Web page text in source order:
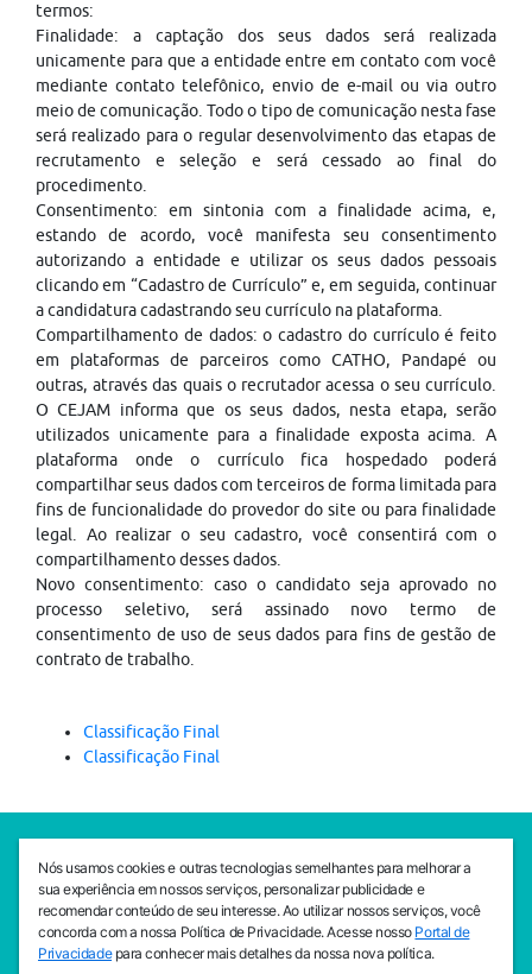
termos:
Finalidade: a captação dos seus dados será realizada
unicamente para que a entidade entre em contato com você
mediante contato telefônico, envio de e-mail ou via outro
meio de comunicação. Todo o tipo de comunicação nesta fase
será realizado para o regular desenvolvimento das etapas de
recrutamento e seleção e será cessado ao final do
procedimento.
Consentimento: em sintonia com a finalidade acima, e,
estando de acordo, você manifesta seu consentimento
autorizando a entidade e utilizar os seus dados pessoais
clicando em “Cadastro de Currículo” e, em seguida, continuar
a candidatura cadastrando seu currículo na plataforma.
Compartilhamento de dados: o cadastro do currículo é feito
em plataformas de parceiros como CATHO, Pandapé ou
outras, através das quais o recrutador acessa o seu currículo.
O CEJAM informa que os seus dados, nesta etapa, serão
utilizados unicamente para a finalidade exposta acima. A
plataforma onde o currículo fica hospedado poderá
compartilhar seus dados com terceiros de forma limitada para
fins de funcionalidade do provedor do site ou para finalidade
legal. Ao realizar o seu cadastro, você consentirá com o
compartilhamento desses dados.
Novo consentimento: caso o candidato seja aprovado no
processo seletivo, será assinado novo termo de
consentimento de uso de seus dados para fins de gestão de
contrato de trabalho.
Classificação Final
Classificação Final
SEDE CEJAM
Av. da Liberdade, 765, Liberdade, São Paulo, 01503-001
(11) 3469 - 1818
INSTITUTO CEJAM
Nós usamos cookies e outras tecnologias semelhantes para melhorar a
sua experiência em nossos serviços, personalizar publicidade e
recomendar conteúdo de seu interesse. Ao utilizar nossos serviços, você
concorda com a nossa Política de Privacidade. Acesse nosso Portal de
Privacidadepara conhecer mais detalhes da nossa nova política.